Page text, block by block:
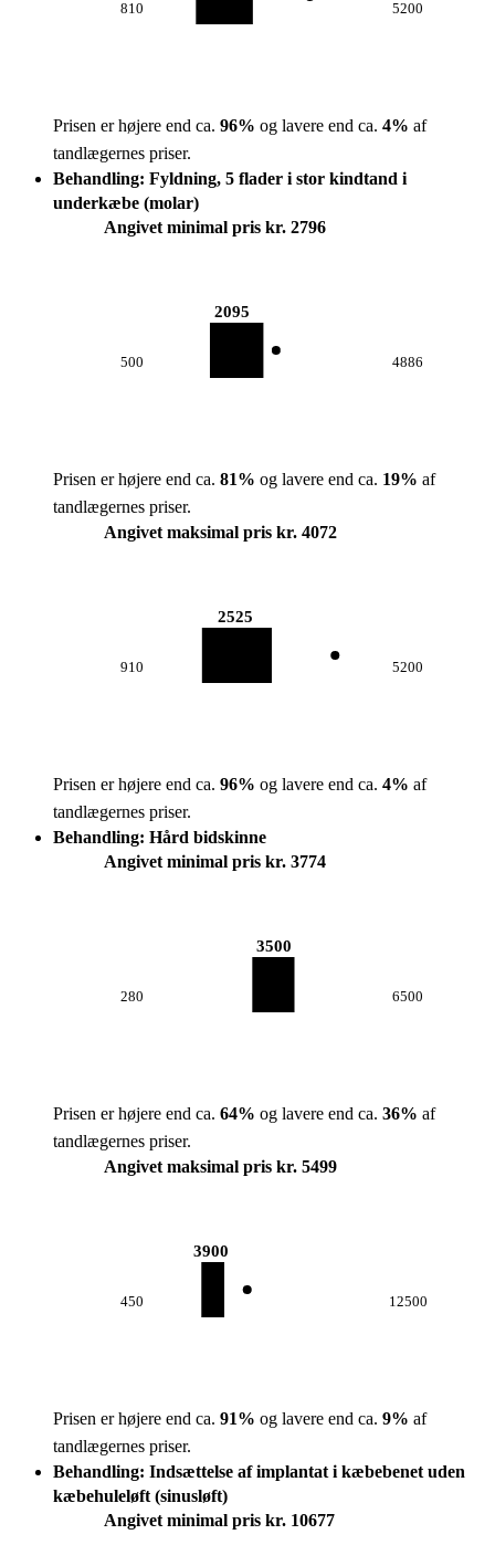
810 5200
Prisen er højere end ca. 96% og lavere end ca. 4% af
tandlægernes priser.
Behandling: Fyldning, 5 flader i stor kindtand i
underkæbe (molar)
Angivet minimal pris kr. 2796
500
2095
4886
Prisen er højere end ca. 81% og lavere end ca. 19% af
tandlægernes priser.
Angivet maksimal pris kr. 4072
910
2525
5200
Prisen er højere end ca. 96% og lavere end ca. 4% af
tandlægernes priser.
Behandling: Hård bidskinne
Angivet minimal pris kr. 3774
280
3500
6500
Prisen er højere end ca. 64% og lavere end ca. 36% af
tandlægernes priser.
Angivet maksimal pris kr. 5499
450
3900
12500
Prisen er højere end ca. 91% og lavere end ca. 9% af
tandlægernes priser.
Behandling: Indsættelse af implantat i kæbebenet uden
kæbehuleløft (sinusløft)
Angivet minimal pris kr. 10677